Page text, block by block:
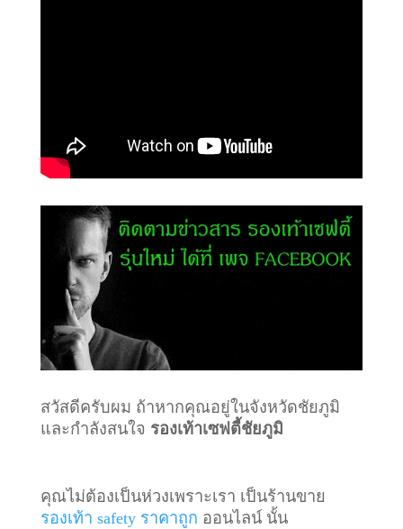
สวัสดีครับผม ถ้าหากคุณอยู่ในจังหวัดชัยภูมิ
และกำลังสนใจ รองเท้าเซฟตี้ชัยภูมิ
คุณไม่ต้องเป็นห่วงเพราะเรา เป็นร้านขาย
รองเท้า safety ราคาถูก ออนไลน์ นั้น